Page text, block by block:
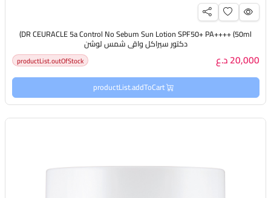
DR CEURACLE 5a Control No Sebum Sun Lotion SPF50+ PA++++ (50ml)
دكتور سيراكل واقي شمس لوشن
20,000 د.ع productList.outOfStock
productList.addToCart